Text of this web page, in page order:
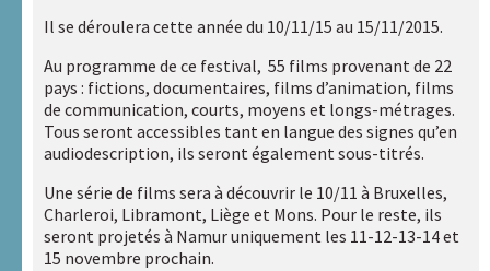
hommes »
Liens
utiles
Actualités
Rechercher :
Il se déroulera cette année du 10/11/15 au 15/11/2015.
Au programme de ce festival, 55 films provenant de 22
pays : fictions, documentaires, films d’animation, films
de communication, courts, moyens et longs-métrages.
Tous seront accessibles tant en langue des signes qu’en
audiodescription, ils seront également sous-titrés.
Une série de films sera à découvrir le 10/11 à Bruxelles,
Charleroi, Libramont, Liège et Mons. Pour le reste, ils
seront projetés à Namur uniquement les 11-12-13-14 et
15 novembre prochain.